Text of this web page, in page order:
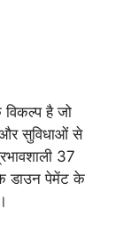
विकल्प है जो
और सुविधाओं से
37
डाउन पेमेंट के